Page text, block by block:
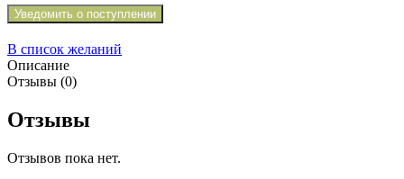
Уведомить о поступлении
В список желаний
Описание
Отзывы (0)
Отзывы
Отзывов пока нет.